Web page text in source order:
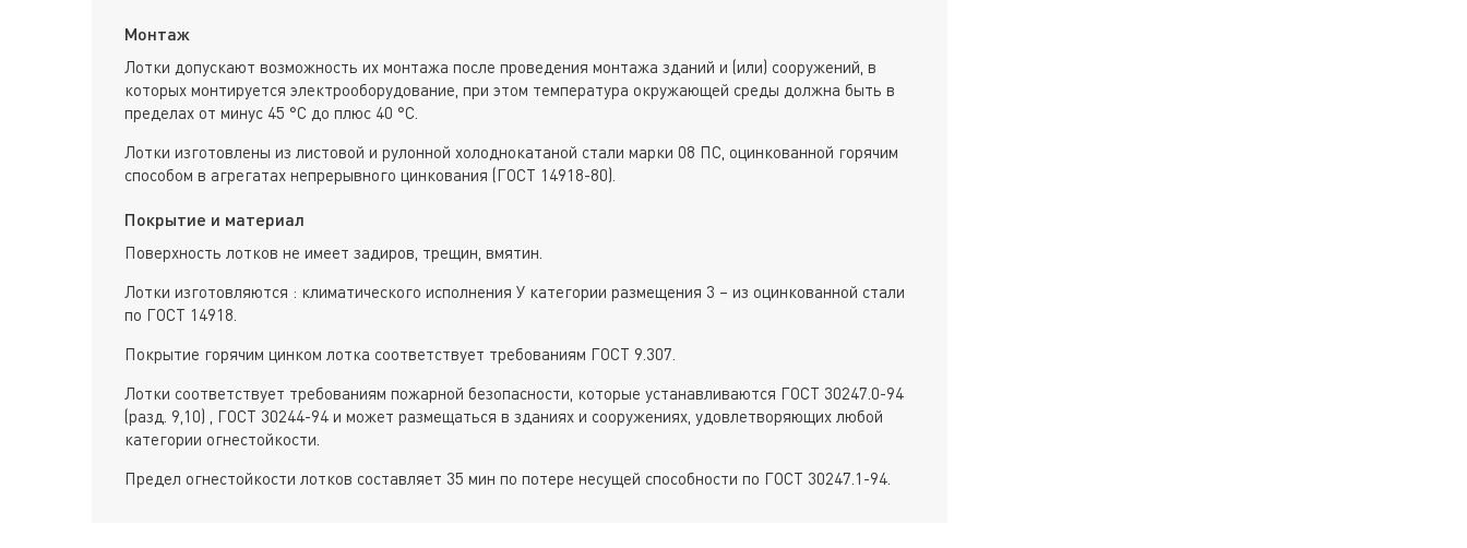
Монтаж
Лотки допускают возможность их монтажа после проведения монтажа зданий и (или) сооружений, в
которых монтируется электрооборудование, при этом температура окружающей среды должна быть в
пределах от минус 45 °С до плюс 40 °С.
Лотки изготовлены из листовой и рулонной холоднокатаной стали марки 08 ПС, оцинкованной горячим
способом в агрегатах непрерывного цинкования (ГОСТ 14918-80).
Покрытие и материал
Поверхность лотков не имеет задиров, трещин, вмятин.
Лотки изготовляются : климатического исполнения У категории размещения 3 – из оцинкованной стали
по ГОСТ 14918.
Покрытие горячим цинком лотка соответствует требованиям ГОСТ 9.307.
Лотки соответствует требованиям пожарной безопасности, которые устанавливаются ГОСТ 30247.0-94
(разд. 9,10) , ГОСТ 30244-94 и может размещаться в зданиях и сооружениях, удовлетворяющих любой
категории огнестойкости.
Предел огнестойкости лотков составляет 35 мин по потере несущей способности по ГОСТ 30247.1-94.